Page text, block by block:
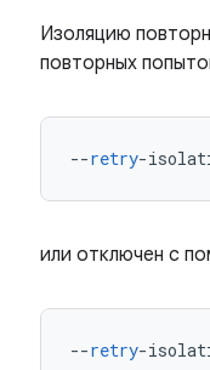
Изоляцию
повторных
--retry-
или отключен с
--retry-